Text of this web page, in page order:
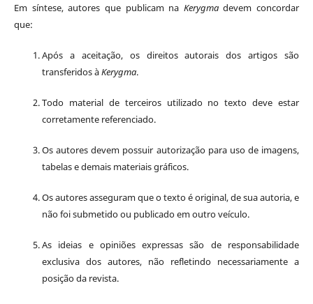
Em síntese, autores que publicam na Kerygmadevem concordar
que:
Após a aceitação, os direitos autorais dos artigos são
transferidos àKerygma.
Todo material de terceiros utilizado no texto deve estar
corretamente referenciado.
Os autores devem possuir autorização para uso de imagens,
tabelas e demais materiais gráficos.
Os autores asseguram que o texto é original, de sua autoria, e
não foi submetido ou publicado em outro veículo.
As ideias e opiniões expressas são de responsabilidade
exclusiva dos autores, não refletindo necessariamente a
posição da revista.